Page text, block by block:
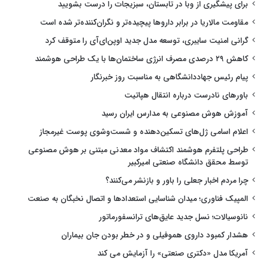
برای پیشگیری از وبا در تابستان، سبزیجات را درست بشویید
مقاومت مالاریا در برابر داروها پیچیده‌تر و نگران‌کننده‌تر شده است
گرانی امنیت سایبری، توسعه مدل جدید اوپن‌ای‌آی را متوقف کرد
کاهش ۲۹ درصدی مصرف انرژی ساختمان‌ها با یک طراحی هوشمند
پیام رئیس جهاددانشگاهی به مناسبت روز خبرنگار
باورهای نادرست درباره انتقال هپاتیت
آموزش هوش مصنوعی به مدارس ایران رسید
اعلام اسامی ژل‌های تسکین‌دهنده و شست‌وشوی پوست غیرمجاز
طراحی پلتفرم هوشمند اکتشاف مواد معدنی مبتنی بر هوش مصنوعی
توسط محقق دانشگاه صنعتی امیرکبیر
چرا مردم اخبار جعلی را باور و بازنشر می‌کنند؟
المپیک فناوری؛ میدان شناسایی استعدادها و اتصال نخبگان به صنعت
نانوسیالات؛ نسل جدید عایق‌های ترانسفورماتور
هشدار کمبود داروی هموفیلی و در خطر بودن جان بیماران
آمریکا مدل «دکتری صنعتی» را آزمایش می کند